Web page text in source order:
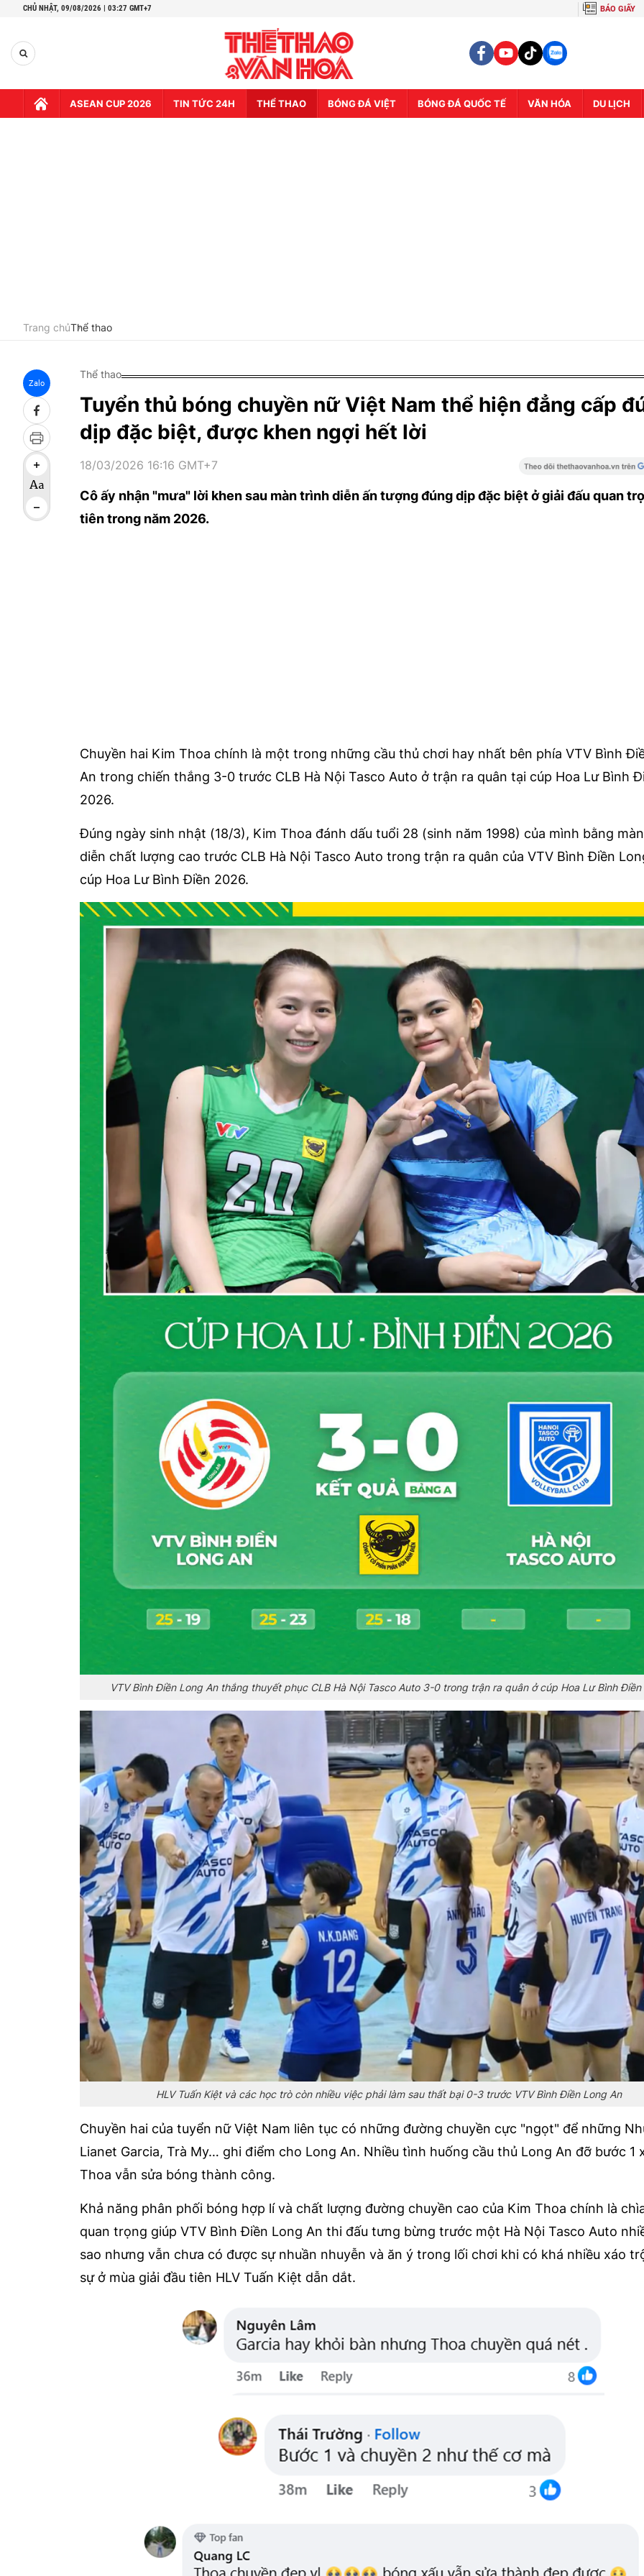
CHỦ NHẬT, 09/08/2026 | 03:27 GMT+7 BÁO GIẤY
ASEAN CUP 2026 TIN TỨC 24H THỂ THAO BÓNG ĐÁ VIỆT BÓNG ĐÁ QUỐC TẾ VĂN HÓA DU LỊCH
Trang chủThể thao
Zalo
Thể thao
Tuyển thủ bóng chuyền nữ Việt Nam thể hiện đẳng cấp
dịp đặc biệt, được khen ngợi hết lời
18/03/2026 16:16 GMT+7
Cô ấy nhận "mưa" lời khen sau màn trình diễn ấn tượng đúng dịp đặc biệt ở giải đấu quan
tiên trong năm 2026.
Chuyền hai Kim Thoa chính là một trong những cầu thủ chơi hay nhất bên phía VTV Bình
An trong chiến thắng 3-0 trước CLB Hà Nội Tasco Auto ở trận ra quân tại cúp Hoa Lư Bình
2026.
Đúng ngày sinh nhật (18/3), Kim Thoa đánh dấu tuổi 28 (sinh năm 1998) của mình bằng
diễn chất lượng cao trước CLB Hà Nội Tasco Auto trong trận ra quân của VTV Bình Điền
cúp Hoa Lư Bình Điền 2026.
VTV Bình Điền Long An thắng thuyết phục CLB Hà Nội Tasco Auto 3-0 trong trận ra quân ở cúp Hoa Lư Bình
HLV Tuấn Kiệt và các học trò còn nhiều việc phải làm sau thất bại 0-3 trước VTV Bình Điền Long An
Chuyền hai của tuyển nữ Việt Nam liên tục có những đường chuyền cực "ngọt" để những
Lianet Garcia, Trà My… ghi điểm cho Long An. Nhiều tình huống cầu thủ Long An đỡ bước 1
Thoa vẫn sửa bóng thành công.
Khả năng phân phối bóng hợp lí và chất lượng đường chuyền cao của Kim Thoa chính là
quan trọng giúp VTV Bình Điền Long An thi đấu tưng bừng trước một Hà Nội Tasco Auto
sao nhưng vẫn chưa có được sự nhuần nhuyễn và ăn ý trong lối chơi khi có khá nhiều xáo
sự ở mùa giải đầu tiên HLV Tuấn Kiệt dẫn dắt.